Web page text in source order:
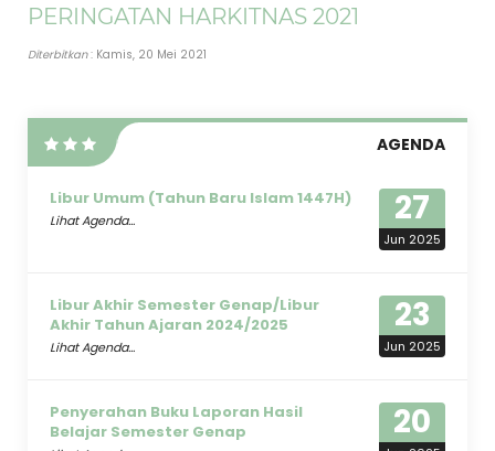
PERINGATAN HARKITNAS 2021
Diterbitkan: Kamis, 20 Mei 2021
AGENDA
27
Jun 2025
Libur Umum (Tahun Baru Islam 1447H)
Lihat Agenda...
23
Jun 2025
Libur Akhir Semester Genap/Libur
Akhir Tahun Ajaran 2024/2025
Lihat Agenda...
20
Penyerahan Buku Laporan Hasil
Belajar Semester Genap